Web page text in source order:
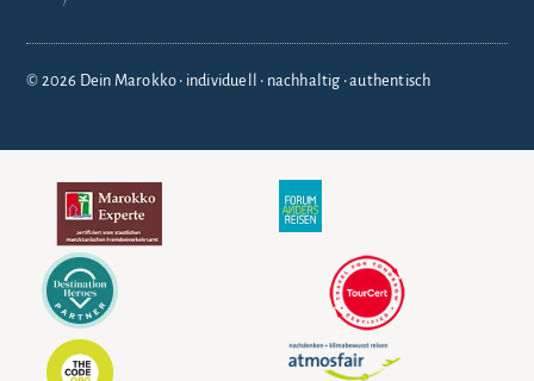
© 2026 Dein Marokko • individuell • nachhaltig • authentisch